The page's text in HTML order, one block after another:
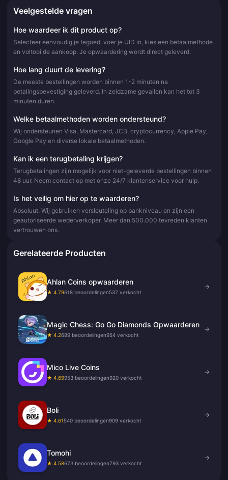
Veelgestelde vragen
Hoe waardeer ik dit product op?
Selecteer eenvoudig je tegoed, voer je UID in, kies een betaalmethode
en voltooi de aankoop. Je opwaardering wordt direct geleverd.
Hoe lang duurt de levering?
De meeste bestellingen worden binnen 1-2 minuten na
betalingsbevestiging geleverd. In zeldzame gevallen kan het tot 3
minuten duren.
Welke betaalmethoden worden ondersteund?
Wij ondersteunen Visa, Mastercard, JCB, cryptocurrency, Apple Pay,
Google Pay en diverse lokale betaalmethoden.
Kan ik een terugbetaling krijgen?
Terugbetalingen zijn mogelijk voor niet-geleverde bestellingen binnen
48 uur. Neem contact op met onze 24/7 klantenservice voor hulp.
Is het veilig om hier op te waarderen?
Absoluut. Wij gebruiken versleuteling op bankniveau en zijn een
geautoriseerde wederverkoper. Meer dan 500.000 tevreden klanten
vertrouwen ons.
Gerelateerde Producten
Ahlan Coins opwaarderen
★ 4.79618 beoordelingen537 verkocht
→
Magic Chess: Go Go Diamonds Opwaarderen
★ 4.2689 beoordelingen954 verkocht
→
Mico Live Coins
★ 4.69953 beoordelingen920 verkocht
→
Boli
★ 4.61540 beoordelingen909 verkocht
→
Tomohi
★ 4.58673 beoordelingen793 verkocht
→